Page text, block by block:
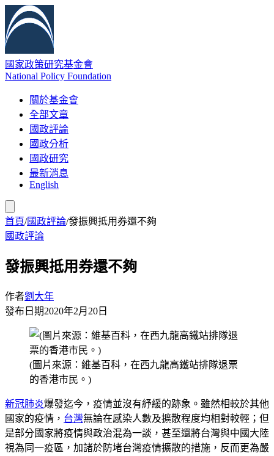
國家政策研究基金會
National Policy Foundation
關於基金會
全部文章
國政評論
國政分析
國政研究
最新消息
English
首頁/國政評論/發振興抵用券還不夠
國政評論
發振興抵用券還不夠
作者劉大年
發布日期2020年2月20日
(圖片來源：維基百科，在西九龍高鐵站排隊退票
的香港市民。)
新冠肺炎爆發迄今，疫情並沒有紓緩的跡象。雖然相較於其他
國家的疫情， 台灣無論在感染人數及擴散程度均相對較輕；但
是部分國家將疫情與政治混為一談，甚至還將台灣與中國大陸
視為同一疫區，加諸於防堵台灣疫情擴散的措施，反而更為嚴